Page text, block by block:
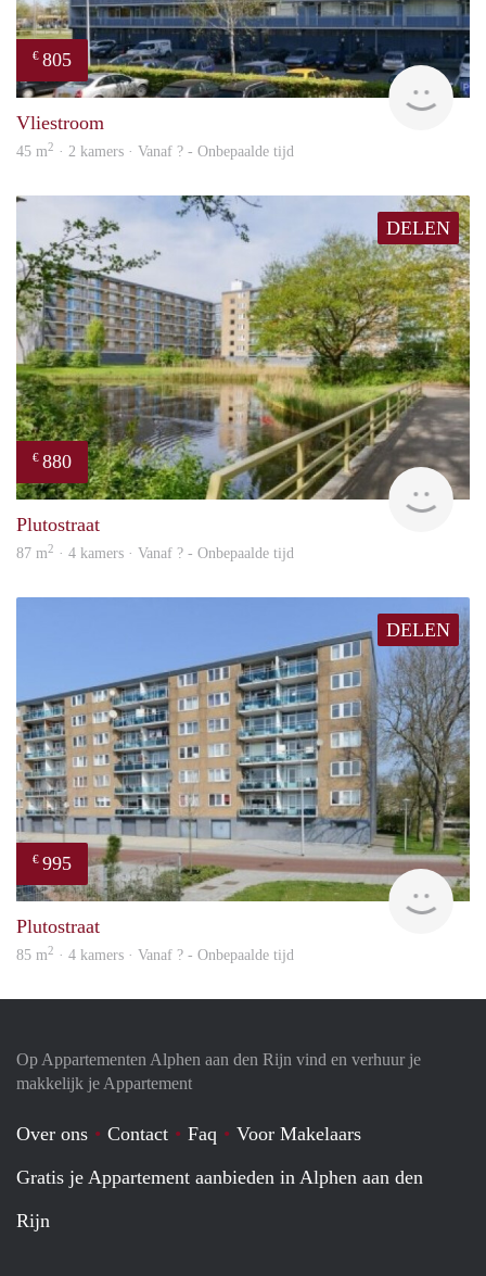
€ 805
Vliestroom
45 m2 · 2 kamers · Vanaf ? - Onbepaalde tijd
DELEN
€ 880
Plutostraat
87 m2 · 4 kamers · Vanaf ? - Onbepaalde tijd
DELEN
€ 995
Plutostraat
85 m2 · 4 kamers · Vanaf ? - Onbepaalde tijd
Op Appartementen Alphen aan den Rijn vind en verhuur je
makkelijk je Appartement
Over ons Contact Faq
Voor Makelaars
Gratis je Appartement aanbieden in Alphen aan den
Rijn